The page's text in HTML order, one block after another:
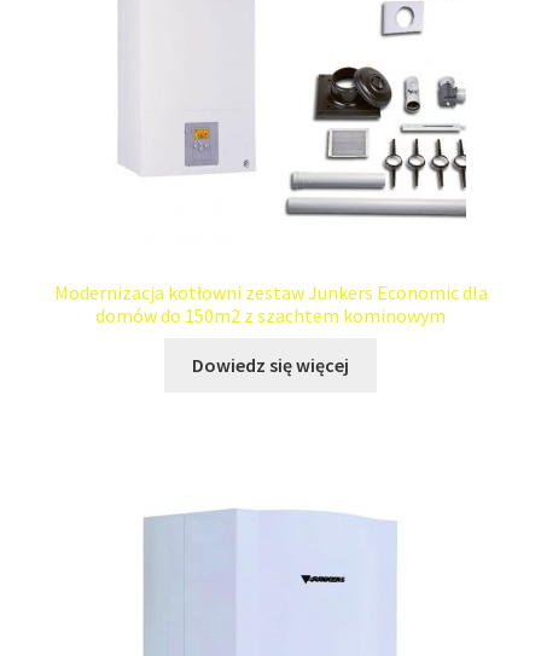
Modernizacja kotłowni zestaw Junkers Economic dla
domów do 150m2 z szachtem kominowym
Dowiedz się więcej